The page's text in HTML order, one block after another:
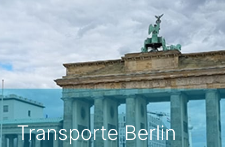
Transporte Berlin